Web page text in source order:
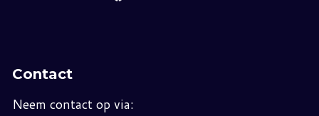
Contact
Neem contact op via: